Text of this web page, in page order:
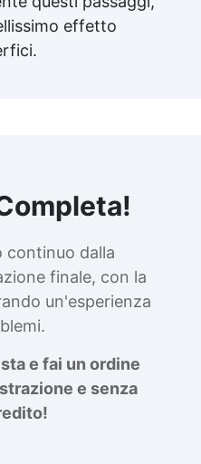
effetto
continuo dalla
finale, con la
un'esperienza
e fai un ordine
e senza